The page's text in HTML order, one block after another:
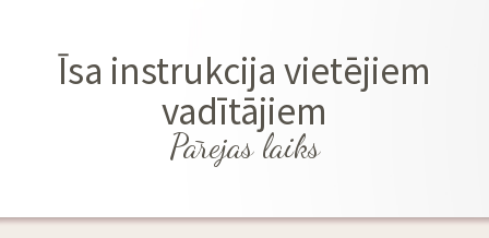
Īsa instrukcija vietējiem
vadītājiem
Pārejas laiks